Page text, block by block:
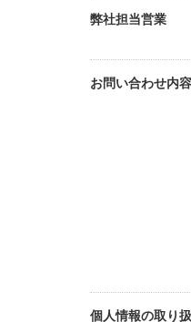
弊社担当営業
お問い合わせ内容
個人情報の取り